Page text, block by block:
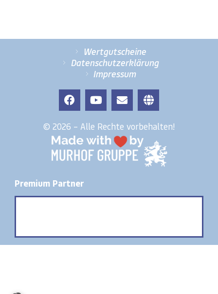
Wertgutscheine
Datenschutzerklärung
Impressum
© 2026 – Alle Rechte vorbehalten!
Premium Partner